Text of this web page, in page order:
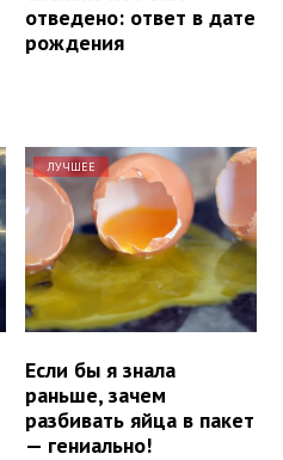
отведено: ответ в дате
рождения
ЛУЧШЕЕ
Если бы я знала
раньше, зачем
разбивать яйца в пакет
— гениально!